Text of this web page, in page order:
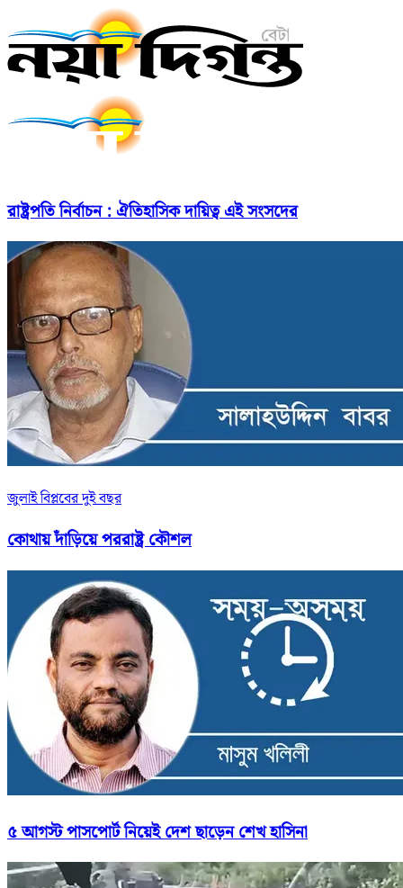
রাষ্ট্রপতি নির্বাচন : ঐতিহাসিক দায়িত্ব এই সংসদের
জুলাই বিপ্লবের দুই বছর
কোথায় দাঁড়িয়ে পররাষ্ট্র কৌশল
৫ আগস্ট পাসপোর্ট নিয়েই দেশ ছাড়েন শেখ হাসিনা